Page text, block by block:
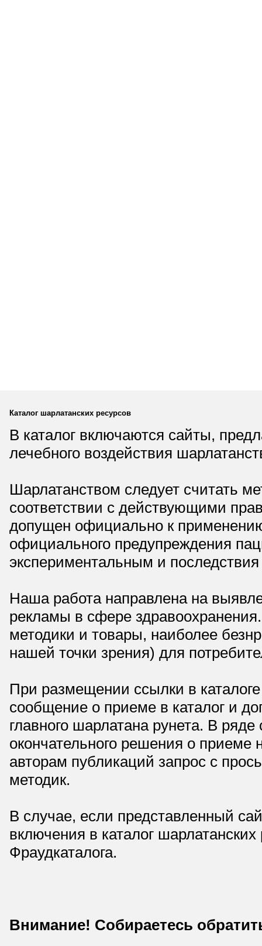
Каталог шарлатанских ресурсов
В каталог включаются сайты,
лечебного воздействия
Шарлатанством следует считать
соответствии с действующими
допущен официально к
официального предупреждения
экспериментальным и
Наша работа направлена на
рекламы в сфере
методики и товары, наиболее
нашей точки зрения) для
При размещении ссылки в
сообщение о приеме в каталог и
главного шарлатана рунета. В
окончательного решения о приеме
авторам публикаций запрос с
методик.
В случае, если представленный
включения в каталог
Фраудкаталога.
Внимание! Собираетесь